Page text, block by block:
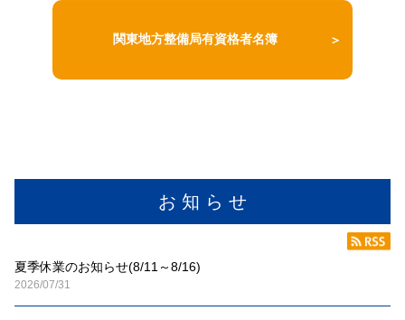
お 知 ら せ
夏季休業のお知らせ(8/11～8/16)
2026/07/31
関東地方整備局有資格者名簿